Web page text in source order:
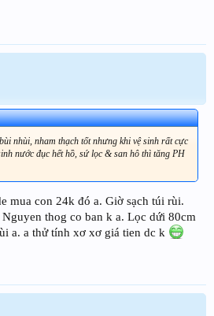
nhùi, nham thạch tốt nhưng khi vệ sinh rất cực
nước đục hết hồ, sứ lọc & san hô thì tăng PH
mua con 24k đó a. Giờ sạch túi rùi.
thog co ban k a. Lọc dứi 80cm
a. a thử tính xơ xơ giá tien dc k